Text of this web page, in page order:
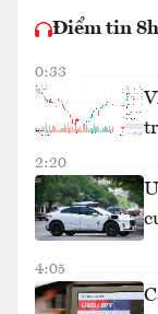
Điểm tin
0:33
2:20
4:05